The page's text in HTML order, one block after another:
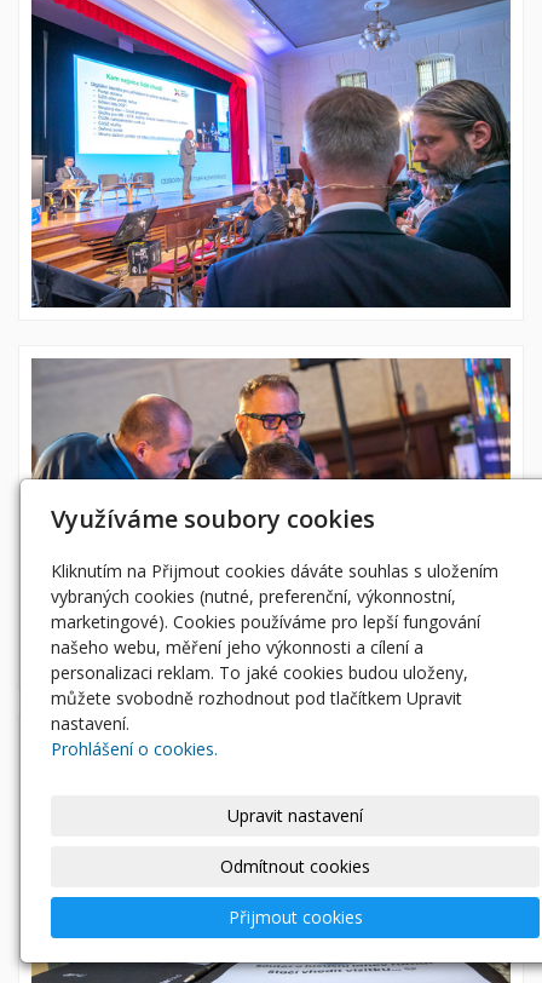
Využíváme soubory cookies
Kliknutím na Přijmout cookies dáváte souhlas s uložením
vybraných cookies (nutné, preferenční, výkonnostní,
marketingové). Cookies používáme pro lepší fungování
našeho webu, měření jeho výkonnosti a cílení a
personalizaci reklam. To jaké cookies budou uloženy,
můžete svobodně rozhodnout pod tlačítkem Upravit
nastavení.
Prohlášení o cookies.
Upravit nastavení
Odmítnout cookies
Přijmout cookies